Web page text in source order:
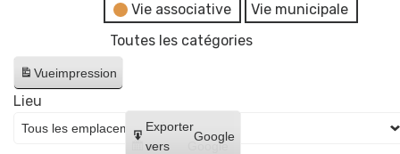
d'Auvergne
Piste
de
BMX
-
Vie associative
Vie municipale
Toutes les catégories
Vueimpression
Créer
un
Google
Exporter
vers
Google
Lieu